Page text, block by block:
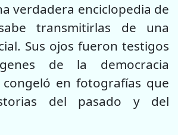
verdadera enciclopedia de
transmitirlas de una
Sus ojos fueron testigos
de la democracia
en fotografías que
del pasado y del